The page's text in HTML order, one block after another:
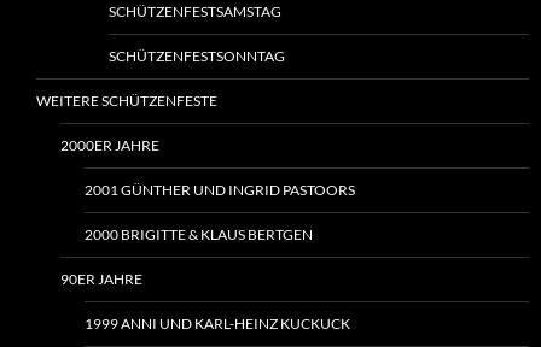
SCHÜTZENFESTSAMSTAG
SCHÜTZENFESTSONNTAG
WEITERE SCHÜTZENFESTE
2000ER JAHRE
2001 GÜNTHER UND INGRID PASTOORS
2000 BRIGITTE & KLAUS BERTGEN
90ER JAHRE
1999 ANNI UND KARL-HEINZ KUCKUCK